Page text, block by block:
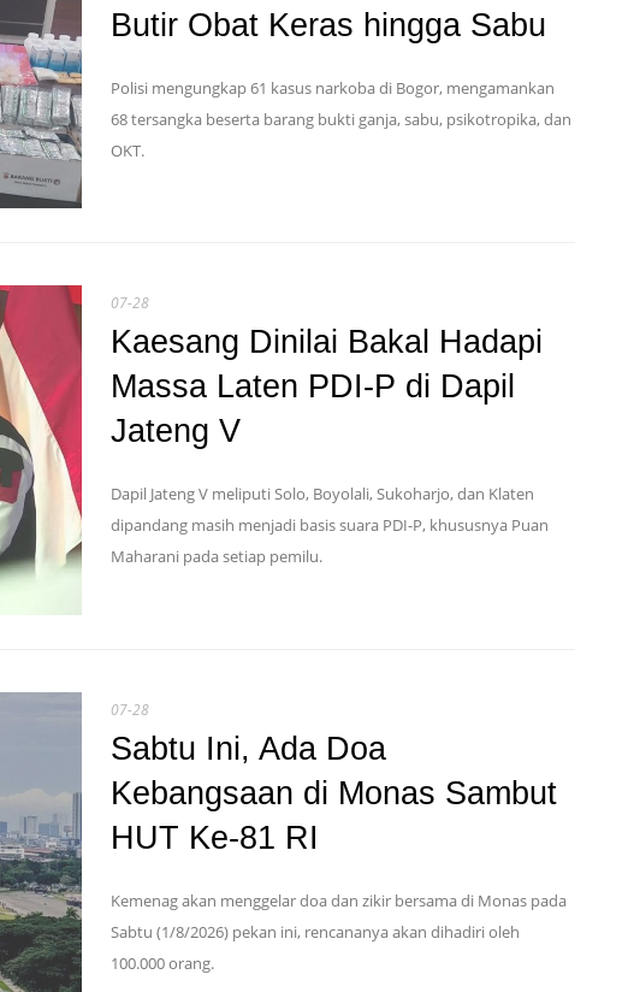
Butir Obat Keras hingga Sabu
Polisi mengungkap 61 kasus narkoba di Bogor, mengamankan
68 tersangka beserta barang bukti ganja, sabu, psikotropika, dan
OKT.
07-28
Kaesang Dinilai Bakal Hadapi
Massa Laten PDI-P di Dapil
Jateng V
Dapil Jateng V meliputi Solo, Boyolali, Sukoharjo, dan Klaten
dipandang masih menjadi basis suara PDI-P, khususnya Puan
Maharani pada setiap pemilu.
07-28
Sabtu Ini, Ada Doa
Kebangsaan di Monas Sambut
HUT Ke-81 RI
Kemenag akan menggelar doa dan zikir bersama di Monas pada
Sabtu (1/8/2026) pekan ini, rencananya akan dihadiri oleh
100.000 orang.